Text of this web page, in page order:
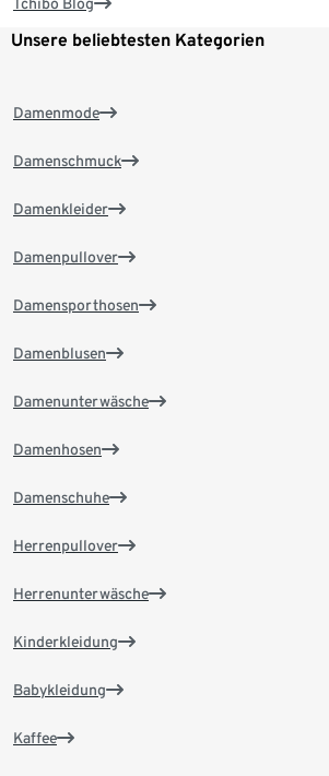
Tchibo Blog
Unsere beliebtesten Kategorien
Damenmode
Damenschmuck
Damenkleider
Damenpullover
Damensporthosen
Damenblusen
Damenunterwäsche
Damenhosen
Damenschuhe
Herrenpullover
Herrenunterwäsche
Kinderkleidung
Babykleidung
Kaffee